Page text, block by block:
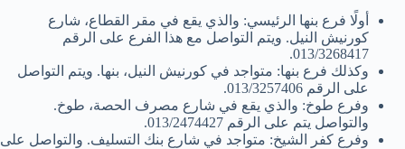
أولًا فرع بنها الرئيسي: والذي يقع في مقر القطاع، شارع
كورنيش النيل. ويتم التواصل مع هذا الفرع على الرقم
013/3268417.
وكذلك فرع بنها: متواجد في كورنيش النيل، بنها. ويتم التواصل
على الرقم 013/3257406.
وفرع طوخ: والذي يقع في شارع مصرف الحصة، طوخ.
والتواصل يتم على الرقم 013/2474427.
وفرع كفر الشيخ: متواجد في شارع بنك التسليف. والتواصل على